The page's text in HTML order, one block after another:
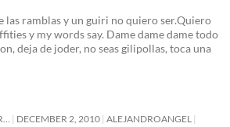
las ramblas y un guiri no quiero ser.Quiero
y my words say. Dame dame dame todo
deja de joder, no seas gilipollas, toca una
DECEMBER 2, 2010 ALEJANDROANGEL